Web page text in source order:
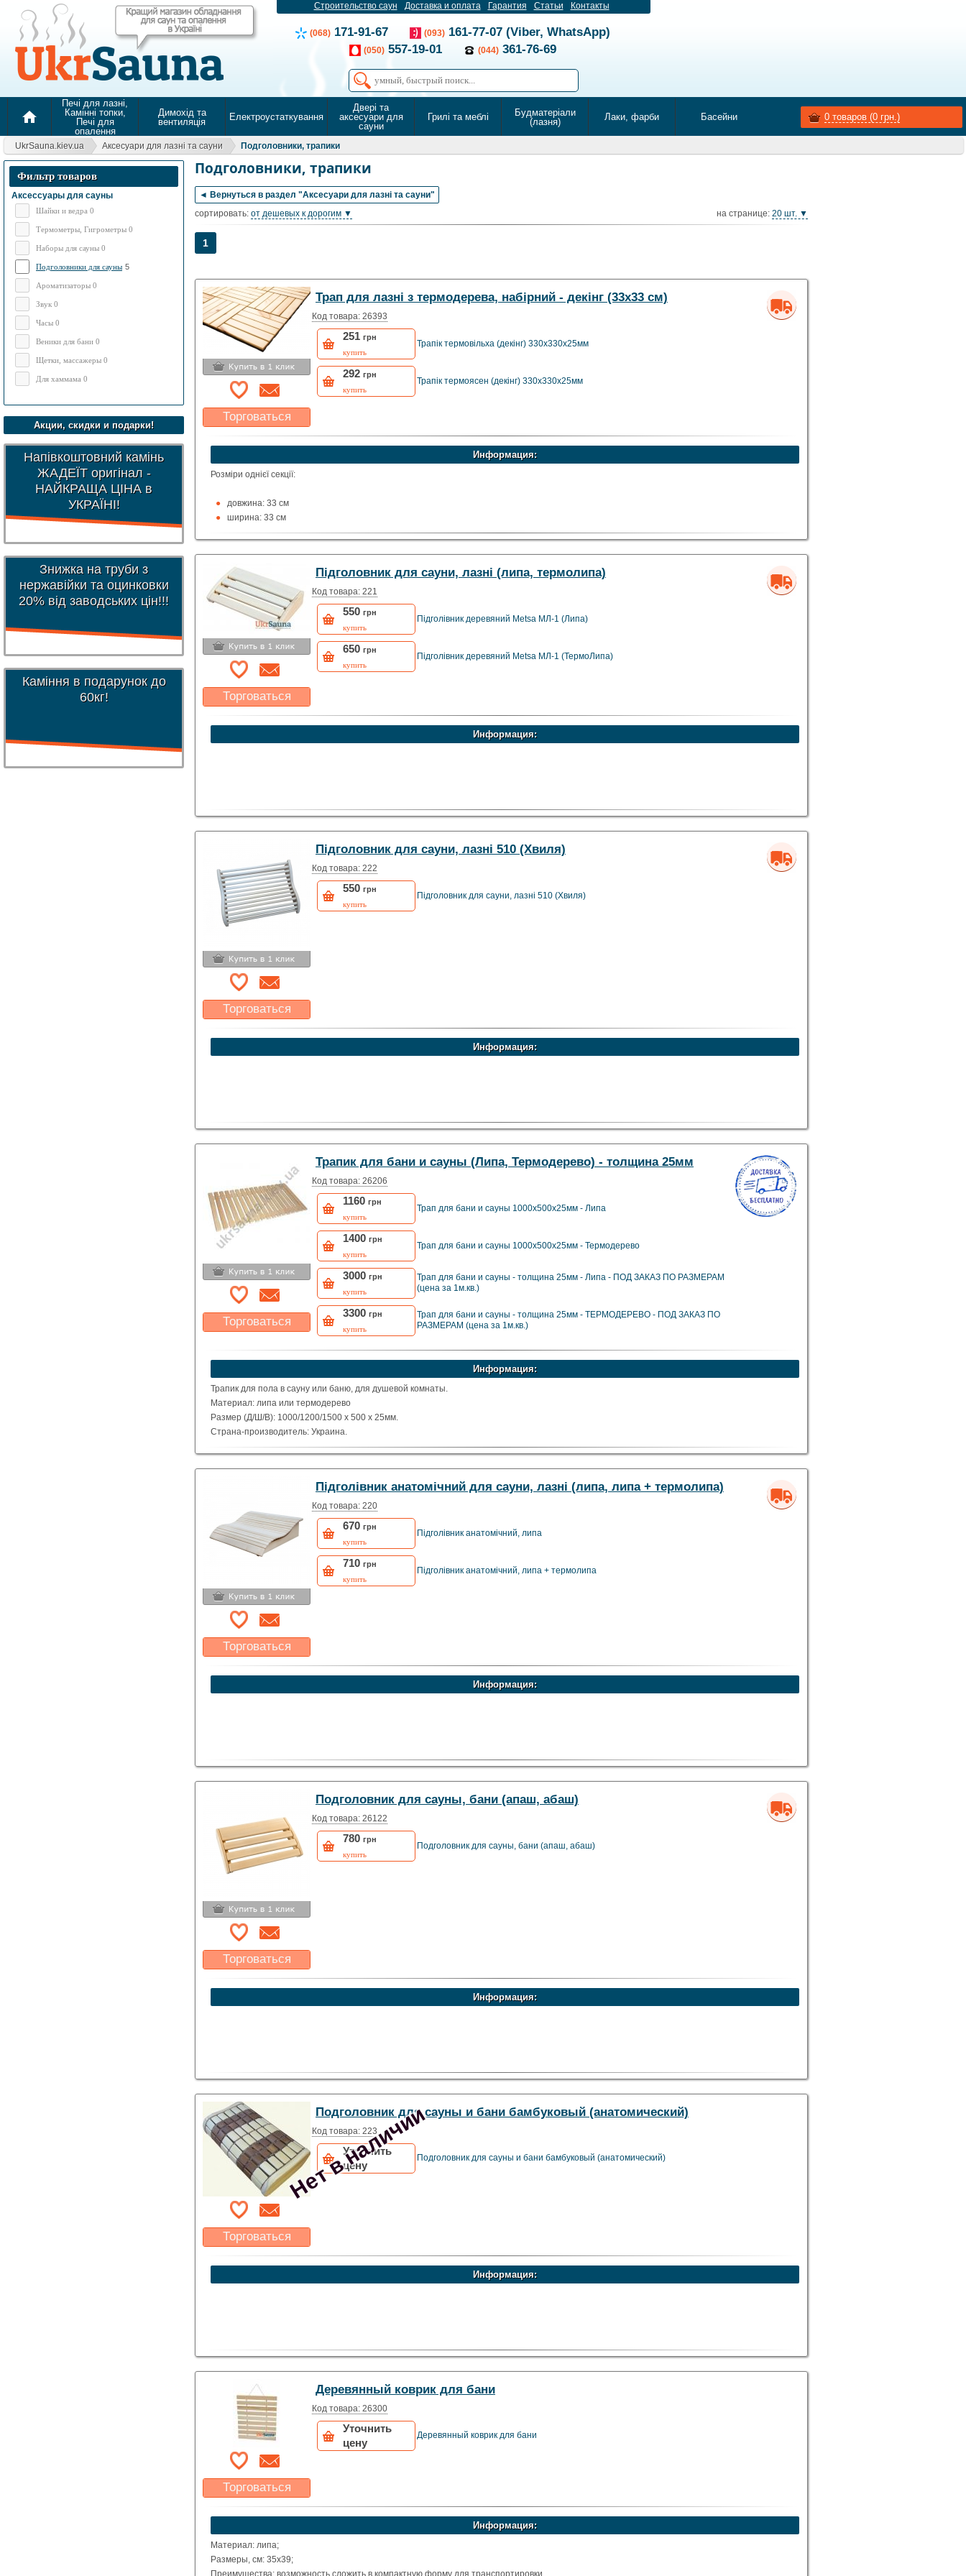
Строительство саун Доставка и оплата Гарантия Статьи Контакты
(068) 171-91-67 (093) 161-77-07 (Viber, WhatsApp)
(050) 557-19-01 (044) 361-76-69
home
Печі для лазні,
Камінні топки,
Печі для
опалення
Димохід та
вентиляція
Електроустаткування
Двері та
аксесуари для
сауни
Грилі та меблі
Будматеріали
(лазня)
Лаки, фарби Басейни 0 товаров (0 грн.)
UkrSauna.kiev.ua Аксесуари для лазні та сауни Подголовники, трапики
Фильтр товаров
Аксессуары для сауны
Шайки и ведра 0
Термометры, Гигрометры 0
Наборы для сауны 0
Подголовники для сауны 5
Ароматизаторы 0
Звук 0
Часы 0
Веники для бани 0
Щетки, массажеры 0
Для хаммама 0
Акции, скидки и подарки!
Напівкоштовний камінь
ЖАДЕЇТ оригінал -
НАЙКРАЩА ЦІНА в
УКРАЇНІ!
Знижка на труби з
нержавійки та оцинковки
20% від заводських цін!!!
Каміння в подарунок до
60кг!
Подголовники, трапики
◄ Вернуться в раздел "Аксесуари для лазні та сауни"
сортировать: от дешевых к дорогим ▼ на странице: 20 шт. ▼
1
Торговаться
Какая цена Вас
устроит?
Указать цену
Трап для лазні з термодерева, набірний - декінг (33х33 см)
Код товара: 26393
251 грн
купить
Трапік термовільха (декінг) 330х330х25мм
292 грн
купить
Трапік термоясен (декінг) 330х330х25мм
Информация:
Розміри однієї секції:
довжина: 33 см
ширина: 33 см
товщина: 2,5 см
Торговаться
Какая цена Вас
устроит?
Підголовник для сауни, лазні (липа, термолипа)
Код товара: 221
550 грн
купить
Підголівник деревяний Metsa МЛ-1 (Липа)
650 грн
купить
Підголівник деревяний Metsa МЛ-1 (ТермоЛипа)
Информация:
Торговаться
Какая цена Вас
устроит?
Підголовник для сауни, лазні 510 (Хвиля)
Код товара: 222
550 грн
купить
Підголовник для сауни, лазні 510 (Хвиля)
Информация:
Торговаться
устроит?
Трапик для бани и сауны (Липа, Термодерево) - толщина 25мм
Код товара: 26206
1160 грн
купить
Трап для бани и сауны 1000х500х25мм - Липа
1400 грн
купить
Трап для бани и сауны 1000х500х25мм - Термодерево
3000 грн
купить
Трап для бани и сауны - толщина 25мм - Липа - ПОД ЗАКАЗ ПО РАЗМЕРАМ
(цена за 1м.кв.)
3300 грн
купить
Трап для бани и сауны - толщина 25мм - ТЕРМОДЕРЕВО - ПОД ЗАКАЗ ПО
РАЗМЕРАМ (цена за 1м.кв.)
Информация:
Трапик для пола в сауну или баню, для душевой комнаты.
Материал: липа или термодерево
Размер (Д/Ш/В): 1000/1200/1500 х 500 х 25мм.
Страна-производитель: Украина.
Торговаться
Какая цена Вас
устроит?
Підголівник анатомічний для сауни, лазні (липа, липа + термолипа)
Код товара: 220
670 грн
купить
Підголівник анатомічний, липа
710 грн
купить
Підголівник анатомічний, липа + термолипа
Информация:
Торговаться
Какая цена Вас
устроит?
Подголовник для сауны, бани (апаш, абаш)
Код товара: 26122
780 грн
купить
Подголовник для сауны, бани (апаш, абаш)
Информация:
Нет в наличии
Торговаться
Какая цена Вас
устроит?
Подголовник для сауны и бани бамбуковый (анатомический)
Код товара: 223
Уточнить
цену
Подголовник для сауны и бани бамбуковый (анатомический)
Информация:
Торговаться
Какая цена Вас
устроит?
Деревянный коврик для бани
Код товара: 26300
Уточнить
цену
Деревянный коврик для бани
Информация:
Материал: липа;
Размеры, см: 35x39;
Преимущества: возможность сложить в компактную форму для транспортировки.